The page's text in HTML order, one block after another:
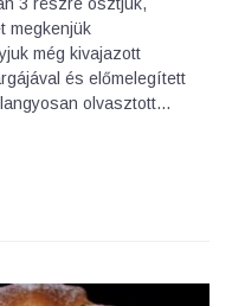
megkenjük
még kivajazott
és előmelegített
olvasztott…